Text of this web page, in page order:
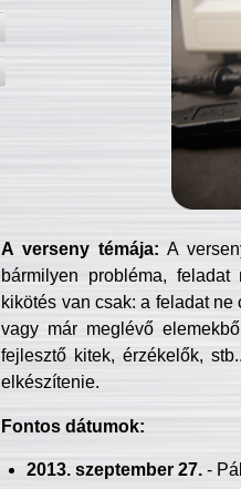
A verseny témája: A
bármilyen probléma, feladat
kikötés van csak: a feladat
vagy már meglévő
fejlesztő kitek, érzékelők,
elkészítenie.
Fontos dátumok:
2013. szeptember 27.-